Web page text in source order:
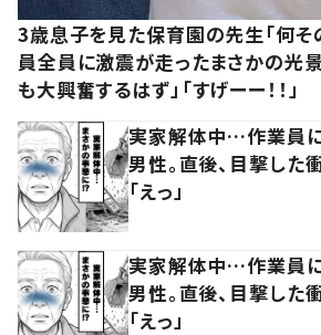
3歳息子を見た保育園の先生「何そ
員全員に激震が走ったまさかの光
も大興奮するはず」「すげーー！！」
実家解体中…作業員
男性。直後、目撃し
「えっ」
実家解体中…作業員
男性。直後、目撃し
「えっ」